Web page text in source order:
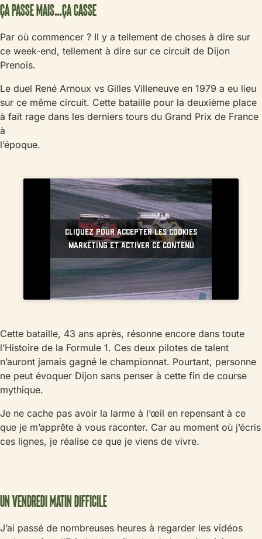
ÇA PASSE MAIS…ÇA CASSE
Par où commencer ? Il y a tellement de choses à dire sur
ce week-end, tellement à dire sur ce circuit de Dijon
Prenois.
Le duel René Arnoux vs Gilles Villeneuve en 1979 a eu lieu
sur ce même circuit. Cette bataille pour la deuxième place
à fait rage dans les derniers tours du Grand Prix de France
à
l’époque.
Cliquez pour accepter les cookies
marketing et activer ce contenu
Cette bataille, 43 ans après, résonne encore dans toute
l’Histoire de la Formule 1. Ces deux pilotes de talent
n’auront jamais gagné le championnat. Pourtant, personne
ne peut évoquer Dijon sans penser à cette fin de course
mythique.
Je ne cache pas avoir la larme à l’œil en repensant à ce
que je m’apprête à vous raconter. Car au moment où j’écris
ces lignes, je réalise ce que je viens de vivre.
UN VENDREDI MATIN DIFFICILE
J’ai passé de nombreuses heures à regarder les vidéos